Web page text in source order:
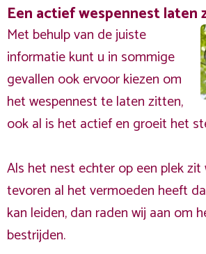
Een actief wespennest laten
Met behulp van de juiste
informatie kunt u in sommige
gevallen ook ervoor kiezen om
het wespennest te laten zitten,
ook al is het actief en groeit het
Als het nest echter op een plek zit
tevoren al het vermoeden heeft
kan leiden, dan raden wij aan om
bestrijden.